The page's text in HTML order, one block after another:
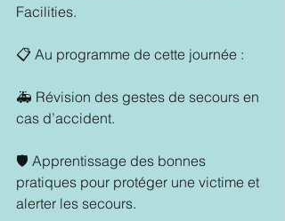
Facilities.
📋 Au programme de cette journée :
🚑 Révision des gestes de secours en
cas d’accident.
🛡️ Apprentissage des bonnes
pratiques pour protéger une victime et
alerter les secours.